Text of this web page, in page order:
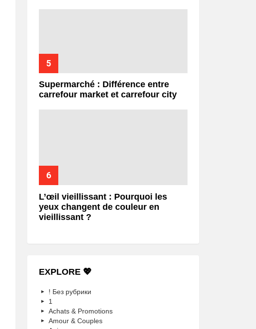
Supermarché : Différence entre
carrefour market et carrefour city
L’œil vieillissant : Pourquoi les
yeux changent de couleur en
vieillissant ?
EXPLORE 💖
! Без рубрики
1
Achats & Promotions
Amour & Couples